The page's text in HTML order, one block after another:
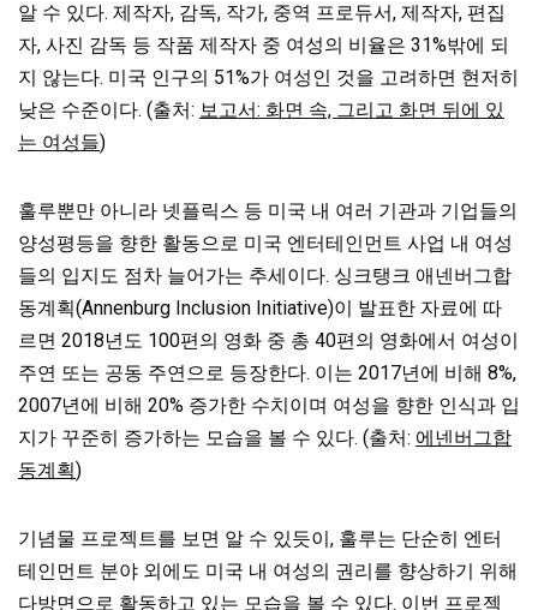
알 수 있다. 제작자, 감독, 작가, 중역 프로듀서, 제작자, 편집
자, 사진 감독 등 작품 제작자 중 여성의 비율은 31%밖에 되
지 않는다. 미국 인구의 51%가 여성인 것을 고려하면 현저히
낮은 수준이다. (출처: 보고서: 화면 속, 그리고 화면 뒤에 있
는 여성들)
훌루뿐만 아니라 넷플릭스 등 미국 내 여러 기관과 기업들의
양성평등을 향한 활동으로 미국 엔터테인먼트 사업 내 여성
들의 입지도 점차 늘어가는 추세이다. 싱크탱크 애넨버그합
동계획(Annenburg Inclusion Initiative)이 발표한 자료에 따
르면 2018년도 100편의 영화 중 총 40편의 영화에서 여성이
주연 또는 공동 주연으로 등장한다. 이는 2017년에 비해 8%,
2007년에 비해 20% 증가한 수치이며 여성을 향한 인식과 입
지가 꾸준히 증가하는 모습을 볼 수 있다. (출처: 에넨버그합
동계획)
기념물 프로젝트를 보면 알 수 있듯이, 훌루는 단순히 엔터
테인먼트 분야 외에도 미국 내 여성의 권리를 향상하기 위해
다방면으로 활동하고 있는 모습을 볼 수 있다. 이번 프로젝